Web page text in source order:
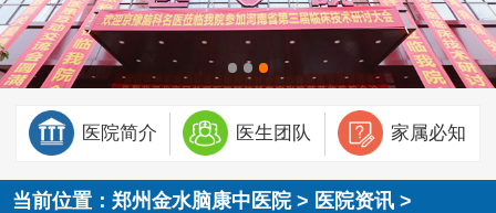
医院简介 医生团队 家属必知
当前位置：郑州金水脑康中医院> 医院资讯 >